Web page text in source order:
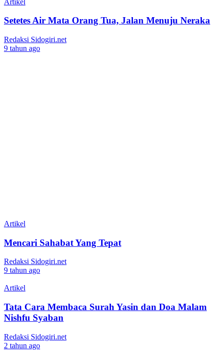
Setetes Air Mata Orang Tua, Jalan Menuju Neraka
Redaksi Sidogiri.net
9 tahun ago
Artikel
Mencari Sahabat Yang Tepat
Redaksi Sidogiri.net
9 tahun ago
Artikel
Tata Cara Membaca Surah Yasin dan Doa Malam
Nishfu Syaban
Redaksi Sidogiri.net
2 tahun ago